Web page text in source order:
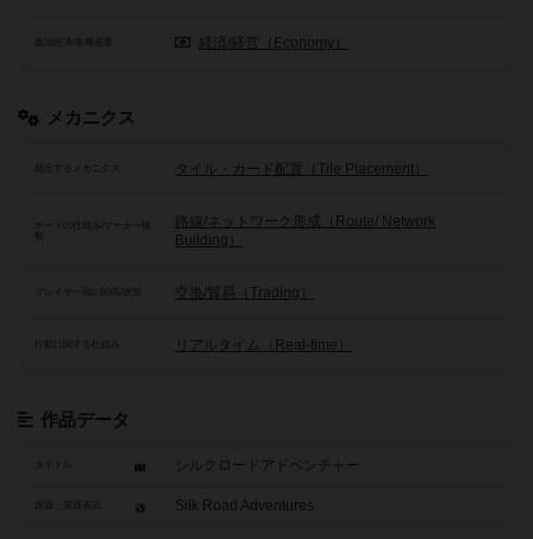
政治経済/各種産業 経済/経営（Economy）
メカニクス
頻出するメカニクス タイル・カード配置（Tile Placement）
ボードの仕組み/マーカー移
路線/ネットワーク形成（Route/ Network
Building）
プレイヤー間の関係/状態 交換/貿易（Trading）
行動に関する仕組み リアルタイム（Real-time）
作品データ
タイトル シルクロードアドベンチャー
原題・英題表記 Silk Road Adventures